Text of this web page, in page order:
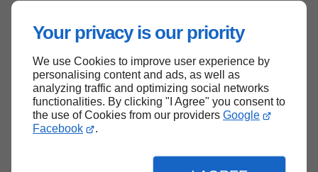
Your privacy is our priority
We use Cookies to improve user experience by
personalising content and ads, as well as
analyzing traffic and optimizing social networks
functionalities. By clicking "I Agree" you consent to
the use of Cookies from our providers Google
Facebook
.
Mentions légales
Plan du site
Haut de page